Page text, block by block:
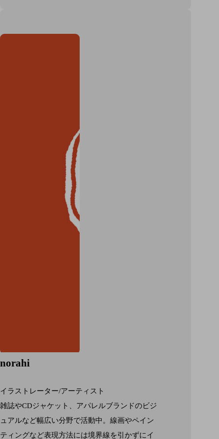
norahi
イラストレーター/アーティスト
雑誌やCDジャケット、アパレルブランドのビジ
ュアルなど幅広い分野で活動中。線画やペイン
ティングなど表現方法には境界線を引かずにイ